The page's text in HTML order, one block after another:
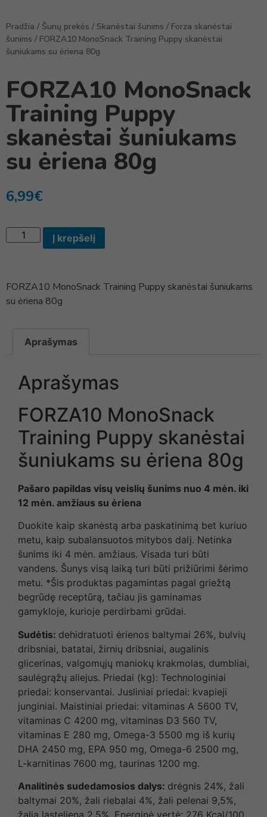
Pradžia / Šunų prekės / Skanėstai šunims / Forza skanėstai
šunims / FORZA10 MonoSnack Training Puppy skanėstai
šuniukams su ėriena 80g
FORZA10 MonoSnack
Training Puppy
skanėstai šuniukams
su ėriena 80g
6,99€
Į krepšelį
FORZA10 MonoSnack Training Puppy skanėstai šuniukams
su ėriena 80g
Aprašymas
Aprašymas
FORZA10 MonoSnack
Training Puppy skanėstai
šuniukams su ėriena 80g
Pašaro papildas visų veislių šunims nuo 4 mėn. iki
12 mėn. amžiaus su ėriena
Duokite kaip skanėstą arba paskatinimą bet kuriuo
metu, kaip subalansuotos mitybos dalį. Netinka
šunims iki 4 mėn. amžiaus. Visada turi būti
vandens. Šunys visą laiką turi būti prižiūrimi šėrimo
metu. *Šis produktas pagamintas pagal griežtą
begrūdę receptūrą, tačiau jis gaminamas
gamykloje, kurioje perdirbami grūdai.
Sudėtis: dehidratuoti ėrienos baltymai 26%, bulvių
dribsniai, batatai, žirnių dribsniai, augalinis
glicerinas, valgomųjų maniokų krakmolas, dumbliai,
saulėgrąžų aliejus. Priedai (kg): Technologiniai
priedai: konservantai. Jusliniai priedai: kvapieji
junginiai. Maistiniai priedai: vitaminas A 5600 TV,
vitaminas C 4200 mg, vitaminas D3 560 TV,
vitaminas E 280 mg, Omega-3 5500 mg iš kurių
DHA 2450 mg, EPA 950 mg, Omega-6 2500 mg,
L-karnitinas 7600 mg, taurinas 1200 mg.
Analitinės sudedamosios dalys: drėgnis 24%, žali
baltymai 20%, žali riebalai 4%, žali pelenai 9,5%,